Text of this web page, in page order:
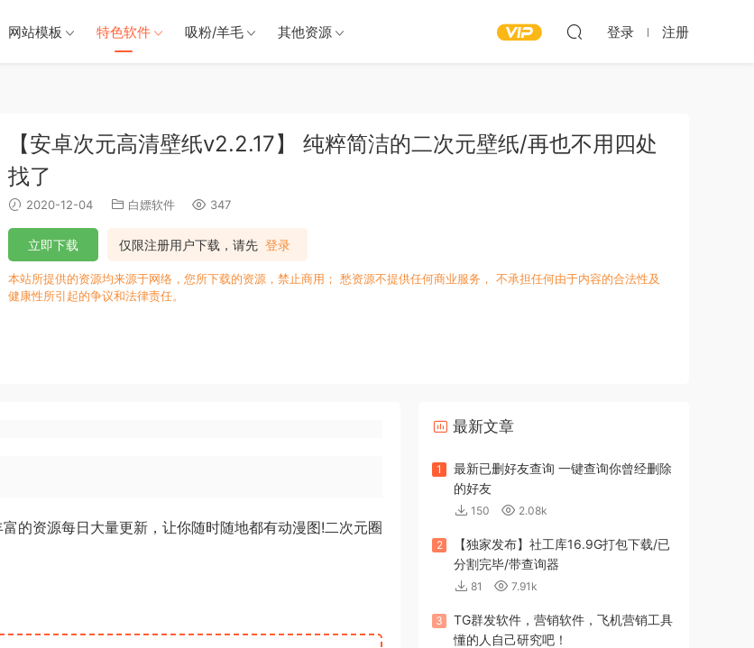
网站模板 特色软件 吸粉/羊毛 其他资源 登录 注册
【安卓次元高清壁纸v2.2.17】 纯粹简洁的二次元壁纸/再也不用四处
找了
2020-12-04 白嫖软件 347
仅限注册用户下载，请先 登录
立即下载
本站所提供的资源均来源于网络，您所下载的资源，禁止商用； 愁资源不提供任何商业服务， 不承担任何由于内容的合法性及
健康性所引起的争议和法律责任。
的资源每日大量更新，让你随时随地都有动漫图!二次元圈
最新文章
1
最新已删好友查询 一键查询你曾经删除
的好友
150 2.08k
2
【独家发布】社工库16.9G打包下载/已
分割完毕/带查询器
81 7.91k
3
TG群发软件，营销软件，飞机营销工具
懂的人自己研究吧！